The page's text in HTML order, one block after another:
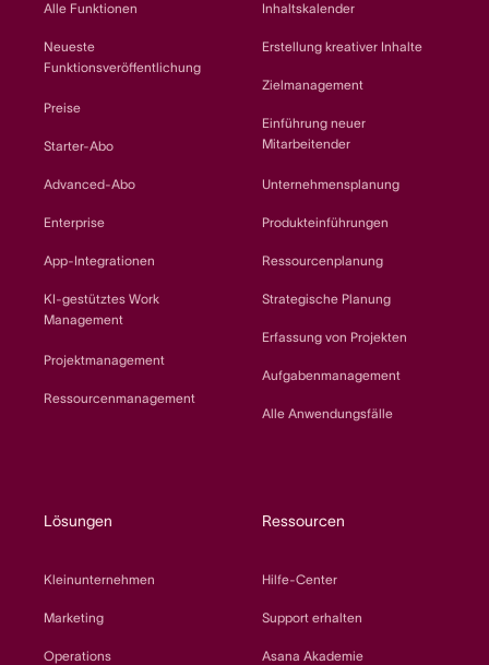
Alle Funktionen
Neueste
Funktionsveröffentlichung
Preise
Starter-Abo
Advanced-Abo
Enterprise
App-Integrationen
KI-gestütztes Work
Management
Projektmanagement
Ressourcenmanagement
Inhaltskalender
Erstellung kreativer Inhalte
Zielmanagement
Einführung neuer
Mitarbeitender
Unternehmensplanung
Produkteinführungen
Ressourcenplanung
Strategische Planung
Erfassung von Projekten
Aufgabenmanagement
Alle Anwendungsfälle
Lösungen
Kleinunternehmen
Marketing
Operations
Ressourcen
Hilfe-Center
Support erhalten
Asana Akademie